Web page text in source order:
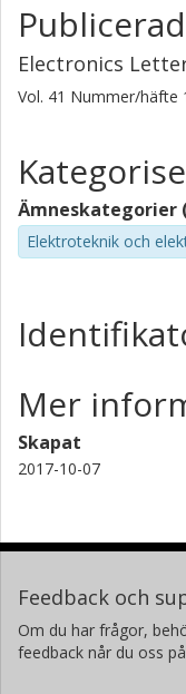
Electronics
Vol. 41 Nummer/häfte
Ämneskategorier
Elektroteknik och
Mer
Skapat
2017-10-07
Feedback och
Om du har frågor,
feedback når du oss